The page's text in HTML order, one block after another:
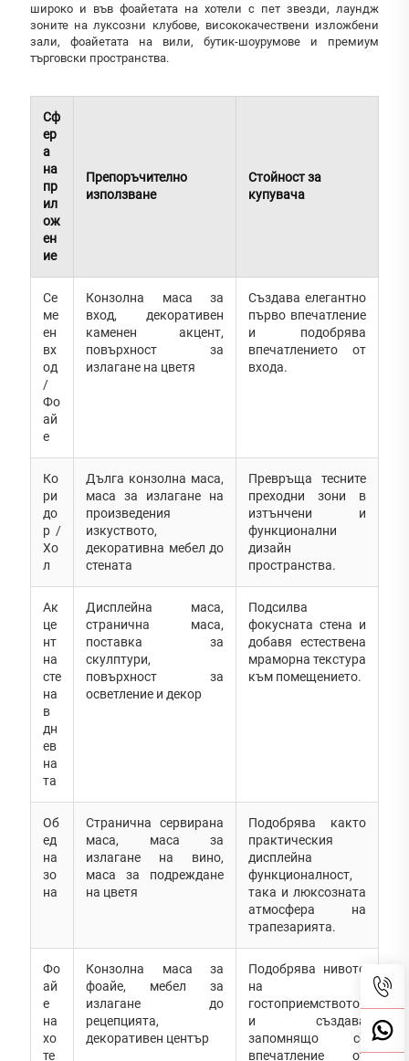
широко и във фоайетата на хотели с пет звезди, лаундж
зоните на луксозни клубове, висококачествени изложбени
зали, фоайетата на вили, бутик-шоурумове и премиум
търговски пространства.
Сф
ер
а
на
пр
ил
ож
ен
ие
Препоръчително
използване
Стойност за
купувача
Се
ме
ен
вх
од
/
Фо
ай
е
Конзолна маса за
вход, декоративен
каменен акцент,
повърхност за
излагане на цветя
Създава елегантно
първо впечатление
и подобрява
впечатлението от
входа.
Ко
ри
до
р /
Хо
л
Дълга конзолна маса,
маса за излагане на
произведения
изкуството,
декоративна мебел до
стената
Превръща тесните
преходни зони в
изтънчени и
функционални
дизайн
пространства.
Ак
це
нт
на
сте
на
в
дн
ев
на
та
Дисплейна маса,
странична маса,
поставка за
скулптури,
повърхност за
осветление и декор
Подсилва
фокусната стена и
добавя естествена
мраморна текстура
към помещението.
Об
ед
на
зо
на
Странична сервирана
маса, маса за
излагане на вино,
маса за подреждане
на цветя
Подобрява както
практическия
дисплейна
функционалност,
така и люксозната
атмосфера на
трапезарията.
Фо
ай
е
на
хо
те
Конзолна маса за
фоайе, мебел за
излагане до
рецепцията,
декоративен център
Подобрява нивото
на
гостоприемството
и създава
запомнящо се
впечатление от